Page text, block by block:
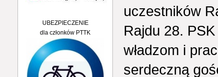
UBEZPIECZENIE
dla członków PTTK
uczestników
Rajdu 28.
władzom i
serdeczną